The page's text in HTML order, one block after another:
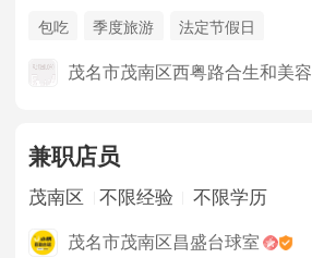
包吃 季度旅游 法定节假日
茂名市茂南区西粤路合生和美容
兼职店员
茂南区 不限经验 不限学历
茂名市茂南区昌盛台球室